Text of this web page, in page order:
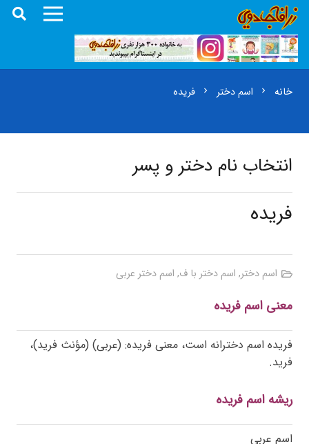
خانه chevron_right اسم دختر chevron_right فریده
انتخاب نام دختر و پسر
فریده
اسم دختر, اسم دختر با ف, اسم دختر عربی
معنی اسم فریده
فریده اسم دخترانه است، معنی فریده: (عربی) (مؤنث فرید)،
فرید.
ریشه اسم فریده
اسم عربی